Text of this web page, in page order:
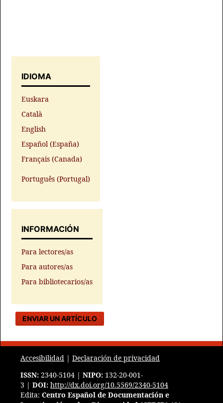
IDIOMA
Euskara
Català
English
Español (España)
Français (Canada)
Português (Portugal)
INFORMACIÓN
Para lectores/as
Para autores/as
Para bibliotecarios/as
ENVIAR UN ARTÍCULO
Accesibilidad | Declaración de privacidad
ISSN: 2340-5104 | NIPO: 132-20-001-
3 | DOI: http://dx.doi.org/10.5569/2340-5104
Edita: Centro Español de Documentación e